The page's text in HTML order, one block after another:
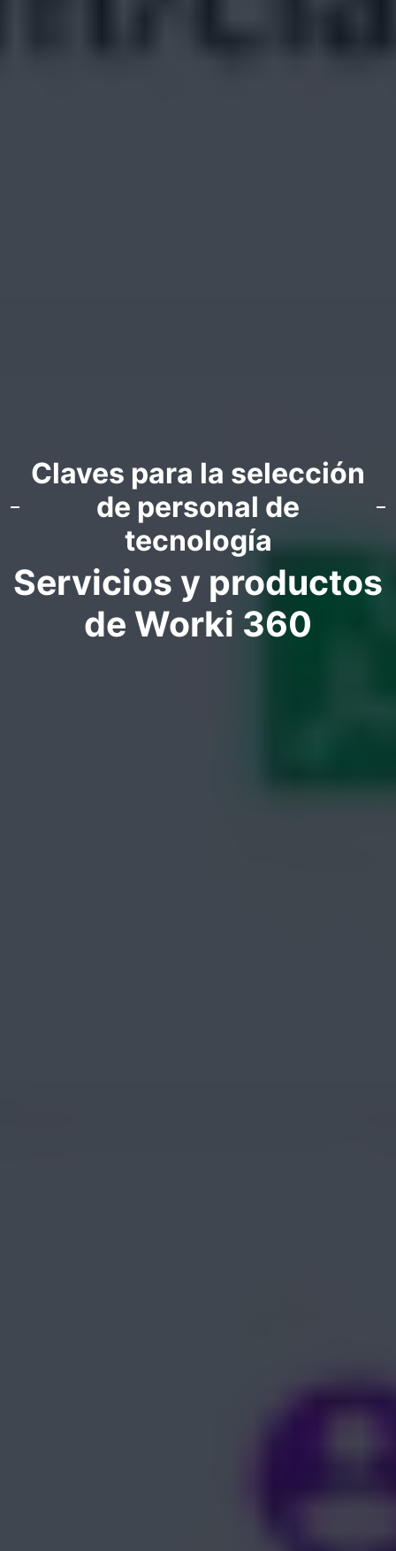
Claves para la selección
de personal de
tecnología
Servicios y productos
de Worki 360